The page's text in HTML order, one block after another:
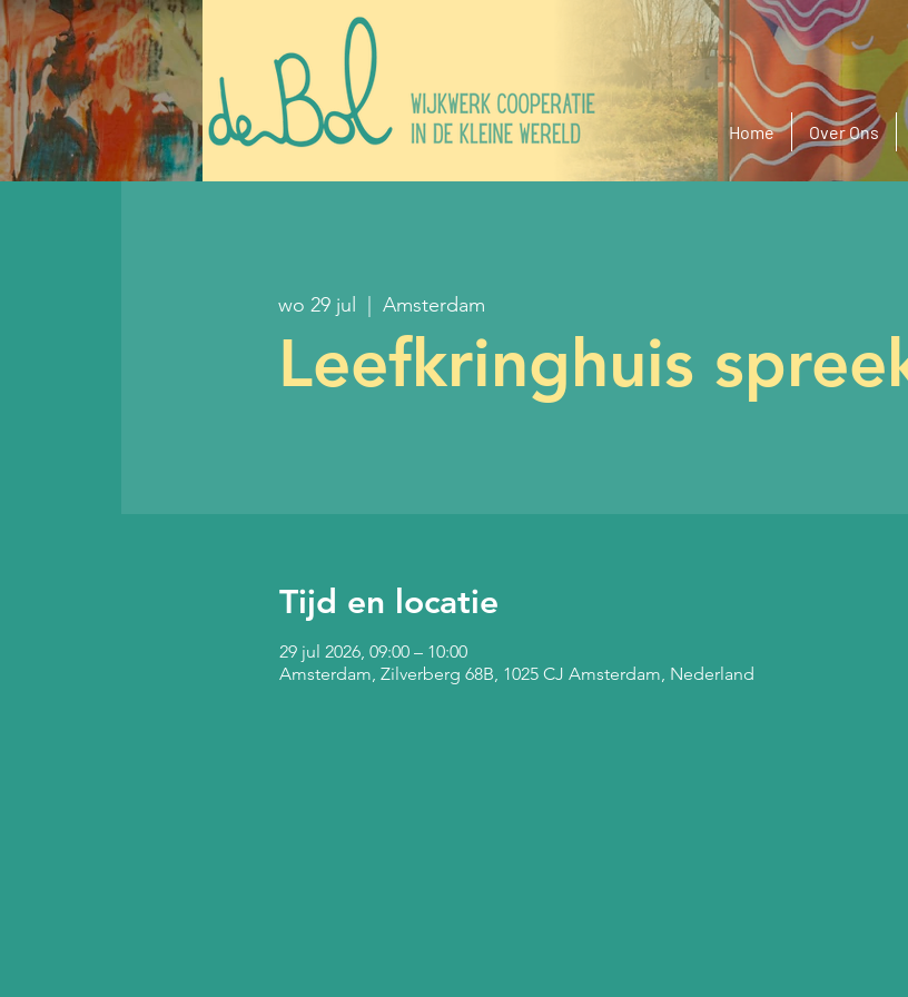
Home Over Ons
wo 29 jul Amsterdam
Leefkringhuis
Tijd en locatie
29 jul 2026, 09:00 – 10:00
Amsterdam, Zilverberg 68B, 1025 CJ Amsterdam, Nederland